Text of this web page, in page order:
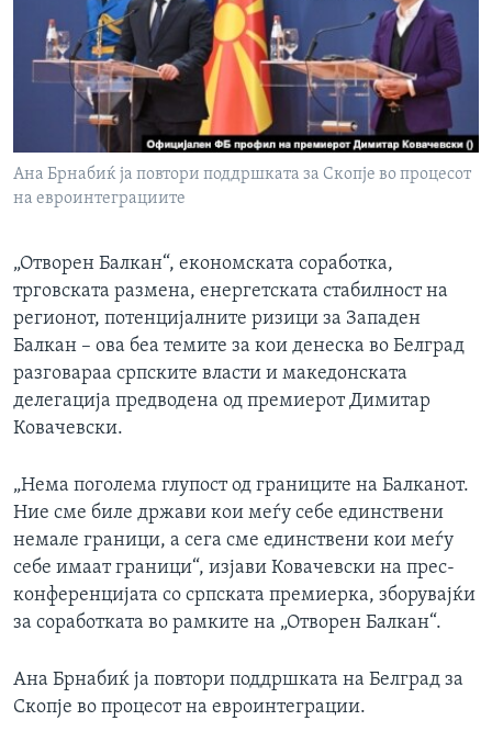
ИНТЕРВЈУА
Јазици
Ана Брнабиќ ја повтори поддршката за Скопје во процесот
на евроинтеграциите
„Отворен Балкан“, економската соработка,
трговската размена, енергетската стабилност на
регионот, потенцијалните ризици за Западен
Балкан – ова беа темите за кои денеска во Белград
разговараа српските власти и македонската
делегација предводена од премиерот Димитар
Ковачевски.
„Нема поголема глупост од границите на Балканот.
Ние сме биле држави кои меѓу себе единствени
немале граници, а сега сме единствени кои меѓу
себе имаат граници“, изјави Ковачевски на прес-
конференцијата со српската премиерка, зборувајќи
за соработката во рамките на „Отворен Балкан“.
Ана Брнабиќ ја повтори поддршката на Белград за
Скопје во процесот на евроинтеграции.